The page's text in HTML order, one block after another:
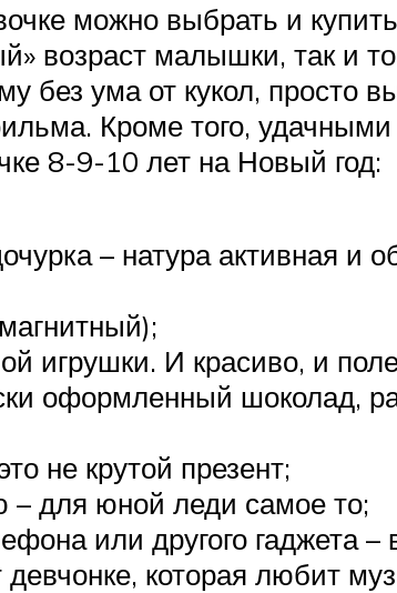
можно выбрать и
возраст малышки, так и
без ума от кукол, просто
Кроме того, удачными
8-9-10 лет на Новый год:
– натура активная и
игрушки. И красиво, и
оформленный шоколад,
не крутой презент;
– для юной леди самое то;
или другого гаджета –
которая любит